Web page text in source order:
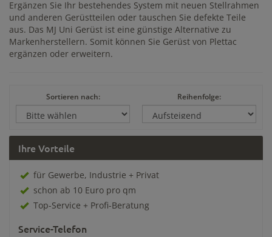
Ergänzen Sie Ihr bestehendes System mit neuen Stellrahmen
und anderen Gerüstteilen oder tauschen Sie defekte Teile
aus. Das MJ Uni Gerüst ist eine günstige Alternative zu
Markenherstellern. Somit können Sie Gerüst von Plettac
ergänzen oder erweitern.
Sortieren nach: Reihenfolge:
Ihre Vorteile
für Gewerbe, Industrie + Privat
schon ab 10 Euro pro qm
Top-Service + Profi-Beratung
Service-Telefon